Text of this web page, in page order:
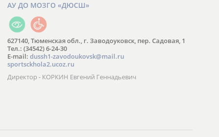
АУ ДО МОЗГО «ДЮСШ»
627140, Тюменская обл., г. Заводоуковск, пер. Садовая, 1
Тел.: (34542) 6-24-30
​E-mail: dussh1-zavodoukovsk@mail.ru
sportsckhola2.ucoz.ru
Директор - КОРКИН Евгений Геннадьевич